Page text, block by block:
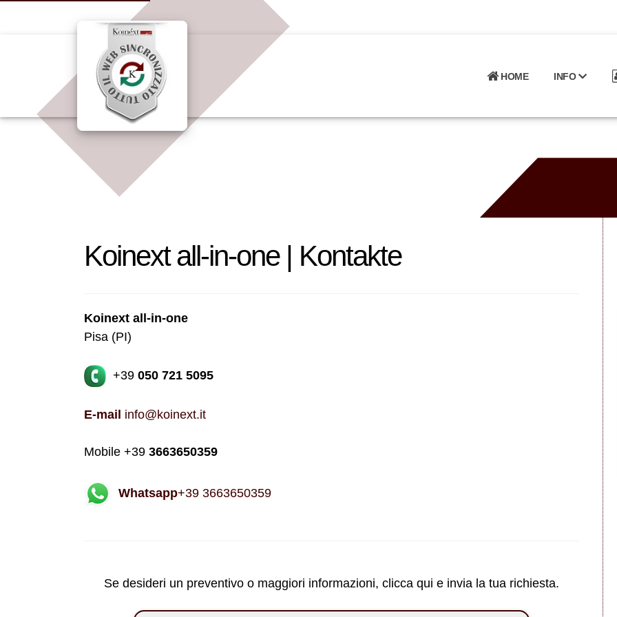
HOME INFO
Koinext all-in-one | Kontakte
Koinext all-in-one
Pisa (PI)
+39 050 721 5095
E-mail info@koinext.it
Mobile +39 3663650359
Whatsapp+39 3663650359
Se desideri un preventivo o maggiori informazioni, clicca qui e invia la tua richiesta.